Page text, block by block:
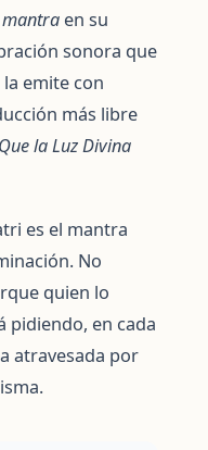
mantra en su
sonora que
emite con
más libre
la Luz Divina
es el mantra
No
quien lo
pidiendo, en cada
atravesada por